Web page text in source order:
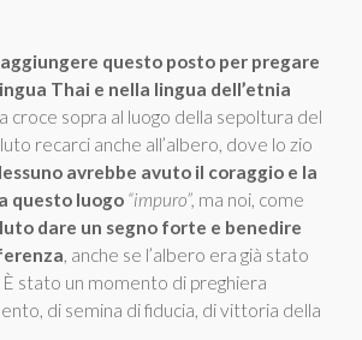
questo posto per pregare
Thai e nella lingua dell’etnia
croce sopra al luogo della sepoltura del
recarci anche all’albero, dove lo zio
avrebbe avuto il coraggio e la
questo luogo “impuro”, ma noi, come
dare un segno forte e benedire
, anche se l’albero era già stato
stato un momento di preghiera
di semina di fiducia, di vittoria della